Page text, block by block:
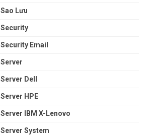
Sao Lưu
Security
Security Email
Server
Server Dell
Server HPE
Server IBM X-Lenovo
Server System